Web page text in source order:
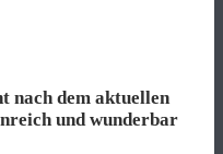
nach dem aktuellen
und wunderbar